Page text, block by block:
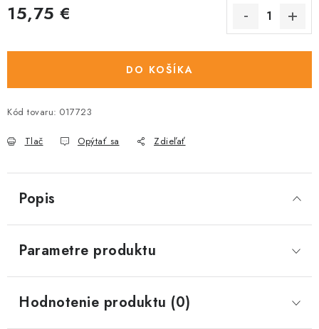
15,75 €
DO KOŠÍKA
Kód tovaru: 017723
Tlač Opýtať sa Zdieľať
Popis
Parametre produktu
Hodnotenie produktu (0)